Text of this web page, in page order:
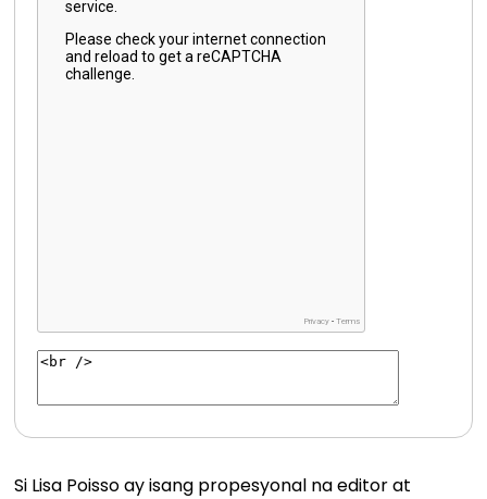
Si Lisa Poisso ay isang propesyonal na editor at